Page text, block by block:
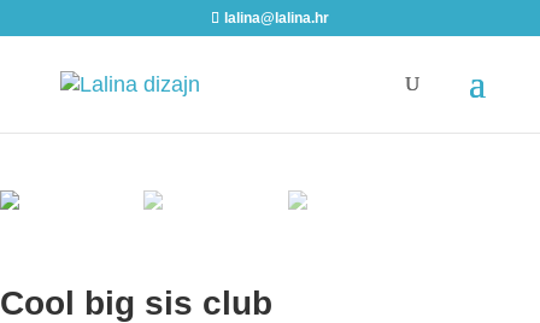
lalina@lalina.hr
Cool big sis club